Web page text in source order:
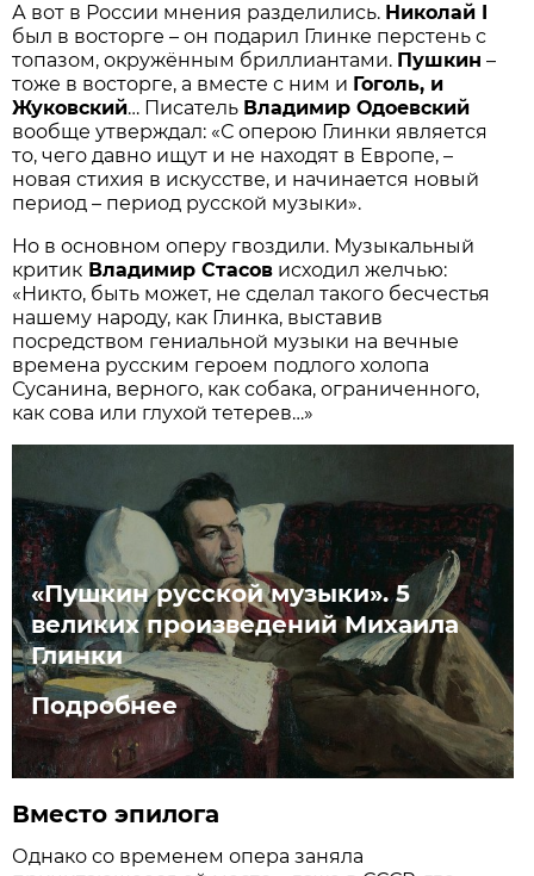
А вот в России мнения разделились. Николай I
был в восторге – он подарил Глинке перстень с
топазом, окружённым бриллиантами. Пушкин –
тоже в восторге, а вместе с ним и Гоголь, и
Жуковский… Писатель Владимир Одоевский
вообще утверждал: «С оперою Глинки является
то, чего давно ищут и не находят в Европе, –
новая стихия в искусстве, и начинается новый
период – период русской музыки».
Но в основном оперу гвоздили. Музыкальный
критик Владимир Стасов исходил желчью:
«Никто, быть может, не сделал такого бесчестья
нашему народу, как Глинка, выставив
посредством гениальной музыки на вечные
времена русским героем подлого холопа
Сусанина, верного, как собака, ограниченного,
как сова или глухой тетерев…»
«Пушкин русской музыки». 5
великих произведений Михаила
Глинки
Подробнее
Вместо эпилога
Однако со временем опера заняла